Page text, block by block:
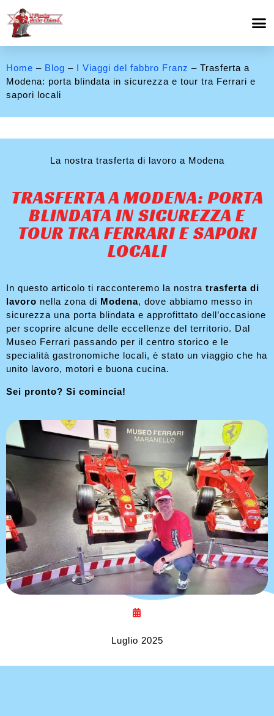
Home – Blog – I Viaggi del fabbro Franz – Trasferta a
Modena: porta blindata in sicurezza e tour tra Ferrari e
sapori locali
La nostra trasferta di lavoro a Modena
TRASFERTA A MODENA: PORTA
BLINDATA IN SICUREZZA E
TOUR TRA FERRARI E SAPORI
LOCALI
In questo articolo ti racconteremo la nostra trasferta di
lavoro nella zona di Modena, dove abbiamo messo in
sicurezza una porta blindata e approfittato dell’occasione
per scoprire alcune delle eccellenze del territorio. Dal
Museo Ferrari passando per il centro storico e le
specialità gastronomiche locali, è stato un viaggio che ha
unito lavoro, motori e buona cucina.
Sei pronto? Si comincia!
Luglio 2025